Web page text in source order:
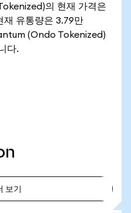
의 현재 가격은
재 유통량은 3.79만
(Ondo Tokenized)
다.
보기